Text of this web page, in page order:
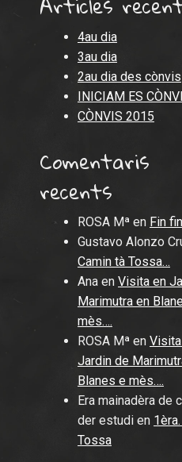
4au dia
3au dia
2au dia des cònvis
INICIAM ES
CÒNVIS 2015
Comentaris
recents
ROSA Mª en Fin
Gustavo Alonzo
Camin tà Tossa…
Ana en Visita en
Marimutra en
mès….
ROSA Mª en
Jardin de
Blanes e mès….
Era mainadèra de
der estudi en
Tossa